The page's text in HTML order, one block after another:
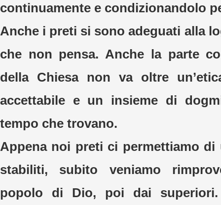
continuamente e condizionandolo
Anche i preti si sono adeguati alla
che non pensa. Anche la parte
della Chiesa non va oltre
accettabile e un insieme di
tempo che trovano.
Appena noi preti ci permettiamo di
stabiliti, subito veniamo
popolo di Dio, poi dai